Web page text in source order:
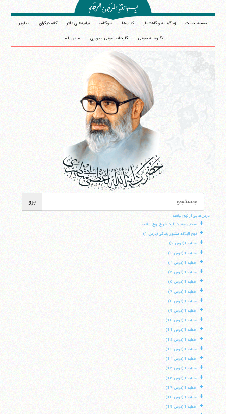
صفحه نخست زندگینامه و گاهشمار کتاب‌ها سوگنامه بیانیه‌های دفتر کلام دیگران تصاویر
نگارخانه صوتی نگارخانه صوتی تصویری تماس با ما
درس‌هایی از نهج‌البلاغه
+ سخنی چند درباره شرح نهج البلاغه
+ نهج البلاغه منشور زندگی (درس 1)
+ خطبه 1(درس 2)
+ خطبه 1 (درس 3)
+ خطبه 1 (درس 4)
+ خطبه 1 (درس 5)
+ خطبه 1 (درس 6)
+ خطبه 1 (درس 7)
+ خطبه 1 (درس 8)
+ خطبه 1 (درس 9)
+ خطبه 1 (درس 10)
+ خطبه 1 (درس 11)
+ خطبه 1 (درس 12)
+ خطبه 1 (درس 13)
+ خطبه 1 (درس 14)
+ خطبه 1 (درس 15)
+ خطبه 1 (درس 16)
+ خطبه 1 (درس 17)
+ خطبه 1 (درس 18)
+ خطبه 1 (درس 19)